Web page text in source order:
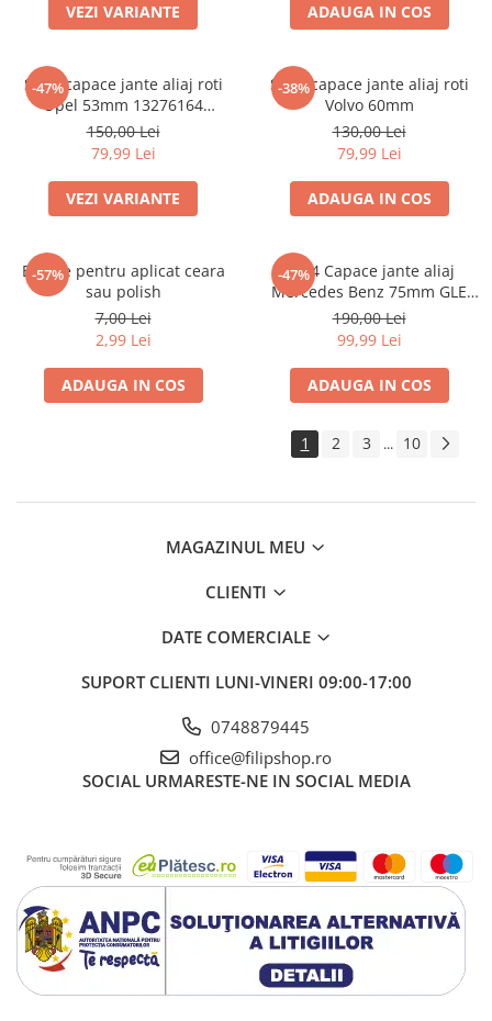
VEZI VARIANTE ADAUGA IN COS
-47%
Set 4 capace jante aliaj roti
Opel 53mm 13276164
467597050
150,00 Lei
79,99 Lei
VEZI VARIANTE
-38%
Set 4 capace jante aliaj roti
Volvo 60mm
130,00 Lei
79,99 Lei
ADAUGA IN COS
-57%
Burete pentru aplicat ceara
sau polish
7,00 Lei
2,99 Lei
ADAUGA IN COS
-47%
set 4 Capace jante aliaj
Mercedes Benz 75mm GLE
W167 / GLS X167 A1674015960
190,00 Lei
99,99 Lei
ADAUGA IN COS
1 2 3 ... 10
MAGAZINUL MEU
CLIENTI
DATE COMERCIALE
SUPORT CLIENTI LUNI-VINERI 09:00-17:00
0748879445
office@filipshop.ro
SOCIAL URMARESTE-NE IN SOCIAL MEDIA